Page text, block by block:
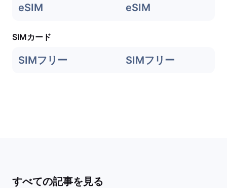
eSIM
eSIM
SIMカード
SIMフリー SIMフリー
すべての記事を見る